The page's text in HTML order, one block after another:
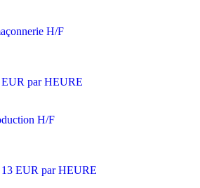
H/F
par HEURE
H/F
EUR par HEURE